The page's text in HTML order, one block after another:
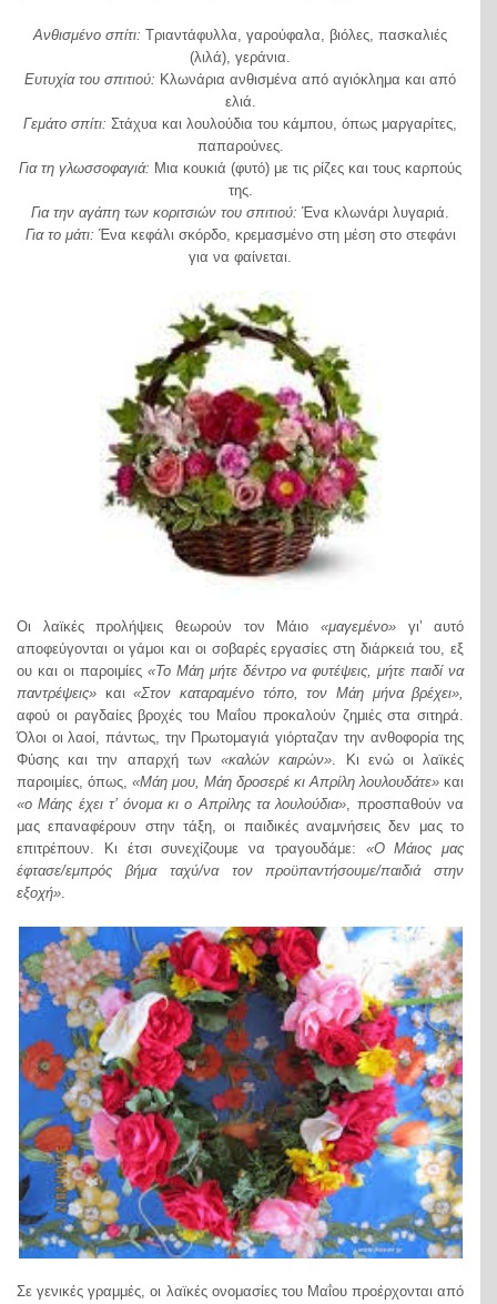
Ανθισμένο σπίτι: Τριαντάφυλλα, γαρούφαλα, βιόλες, πασκαλιές
(λιλά), γεράνια.
Ευτυχία του σπιτιού: Kλωνάρια ανθισμένα από αγιόκλημα και από
ελιά.
Γεμάτο σπίτι: Στάχυα και λουλούδια του κάμπου, όπως μαργαρίτες,
παπαρούνες.
Για τη γλωσσοφαγιά: Μια κουκιά (φυτό) με τις ρίζες και τους καρπούς
της.
Για την αγάπη των κοριτσιών του σπιτιού: Ένα κλωνάρι λυγαριά.
Για το μάτι: Ένα κεφάλι σκόρδο, κρεμασμένο στη μέση στο στεφάνι
για να φαίνεται.
Οι λαϊκές προλήψεις θεωρούν τον Μάιο «μαγεμένο»γι’ αυτό
αποφεύγονται οι γάμοι και οι σοβαρές εργασίες στη διάρκειά του, εξ
ου και οι παροιμίες «Το Μάη μήτε δέντρο να φυτέψεις, μήτε παιδί να
παντρέψεις» και«Στον καταραμένο τόπο, τον Μάη μήνα βρέχει»,
αφού οι ραγδαίες βροχές του Μαΐου προκαλούν ζημιές στα σιτηρά.
Όλοι οι λαοί, πάντως, την Πρωτομαγιά γιόρταζαν την ανθοφορία της
Φύσης και την απαρχή των«καλών καιρών». Κι ενώ οι λαϊκές
παροιμίες, όπως,«Μάη μου, Μάη δροσερέ κι Απρίλη λουλουδάτε» και
«ο Μάης έχει τ’ όνομα κι ο Απρίλης τα λουλούδια», προσπαθούν να
μας επαναφέρουν στην τάξη, οι παιδικές αναμνήσεις δεν μας το
επιτρέπουν. Κι έτσι συνεχίζουμε να τραγουδάμε: «Ο Μάιος μας
έφτασε/εμπρός βήμα ταχύ/να τον προϋπαντήσουμε/παιδιά στην
εξοχή».
Σε γενικές γραμμές, οι λαϊκές ονομασίες του Μαΐου προέρχονται από